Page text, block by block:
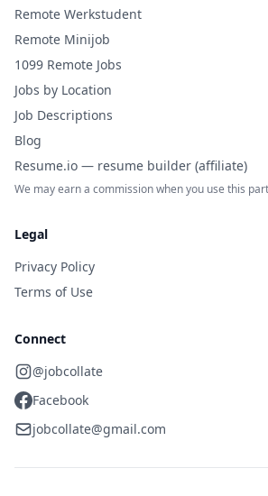
Remote Werkstudent
Remote Minijob
1099 Remote Jobs
Jobs by Location
Job Descriptions
Blog
Resume.io — resume builder (affiliate)
We may earn a commission when you use this
Legal
Privacy Policy
Terms of Use
Connect
@jobcollate
Facebook
jobcollate@gmail.com